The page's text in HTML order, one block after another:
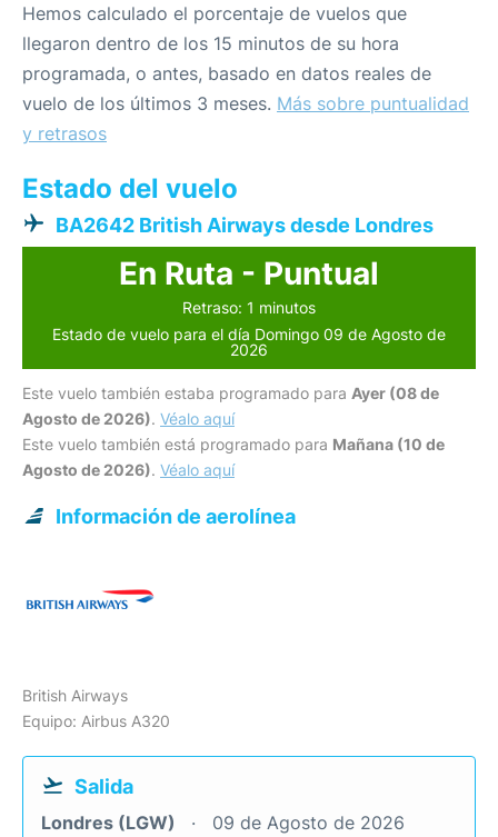
Hemos calculado el porcentaje de vuelos que
llegaron dentro de los 15 minutos de su hora
programada, o antes, basado en datos reales de
vuelo de los últimos 3 meses. Más sobre puntualidad
y retrasos
Estado del vuelo
BA2642 British Airways desde Londres
En Ruta - Puntual
Retraso: 1 minutos
Estado de vuelo para el día Domingo 09 de Agosto de
2026
Este vuelo también estaba programado para Ayer (08 de
Agosto de 2026). Véalo aquí
Este vuelo también está programado para Mañana (10 de
Agosto de 2026). Véalo aquí
Información de aerolínea
British Airways
Equipo: Airbus A320
Salida
Londres (LGW) 09 de Agosto de 2026